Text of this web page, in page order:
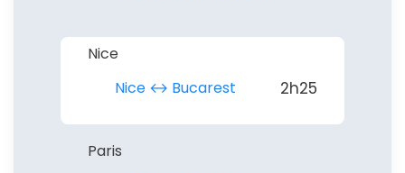
Nice
Nice ↔︎ Bucarest
2h25
Paris